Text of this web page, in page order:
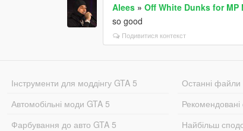
Alees »Off White Dunks for MP
so good
Подивитися контекст
Інструменти для моддінгу GTA 5
Автомобільні моди GTA 5
Фарбування до авто GTA 5
Останні файли
Найбільш